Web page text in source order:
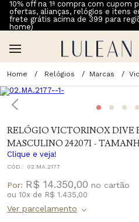
10% off na 1ª compra com cupom
ofertas, alianças, relógios e itens
frete grátis acima de 399 para
home)
Relógios Marcas
RELÓGIO VICTORINOX DIVE
MASCULINO 242071 -
Clique e veja!
CÓD.: 02.MA.2177
Por: R$ 14.350,00
ou 10x de R$ 1.435,00